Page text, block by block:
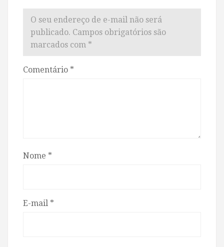
O seu endereço de e-mail não será
publicado. Campos obrigatórios são
marcados com *
Comentário *
Nome *
E-mail *